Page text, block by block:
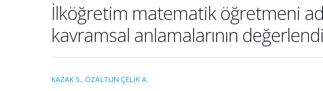
İlköğretim matematik öğretmeni
kavramsal anlamalarının
KAZAK S., ÖZALTUN ÇELİK A.